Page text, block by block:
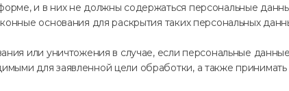
и в них не должны содержаться персональные
основания для раскрытия таких персональных
или уничтожения в случае, если персональные
для заявленной цели обработки, а также